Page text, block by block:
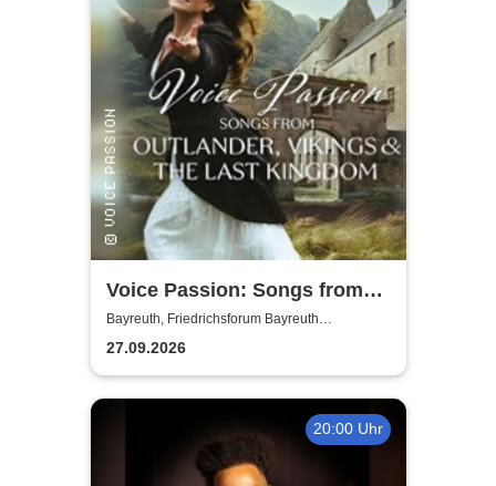
Voice Passion: Songs from
Outlander, Vikings & The Last
Kingdom
Bayreuth, Friedrichsforum Bayreuth
(Balkonsaal)
27.09.2026
20:00 Uhr